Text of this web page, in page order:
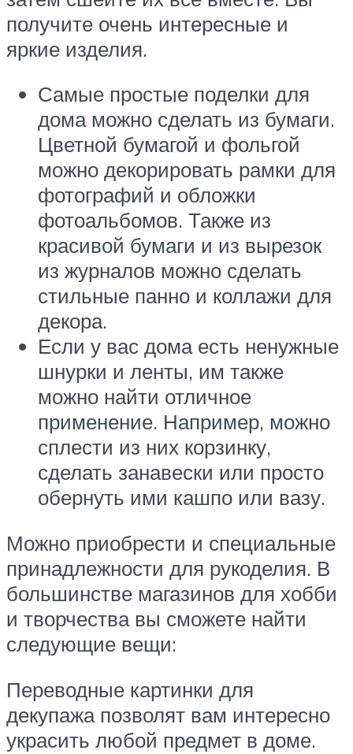
получите очень интересные и
яркие изделия.
Самые простые поделки для
дома можно сделать из бумаги.
Цветной бумагой и фольгой
можно декорировать рамки для
фотографий и обложки
фотоальбомов. Также из
красивой бумаги и из вырезок
из журналов можно сделать
стильные панно и коллажи для
декора.
Если у вас дома есть ненужные
шнурки и ленты, им также
можно найти отличное
применение. Например, можно
сплести из них корзинку,
сделать занавески или просто
обернуть ими кашпо или вазу.
Можно приобрести и специальные
принадлежности для рукоделия. В
большинстве магазинов для хобби
и творчества вы сможете найти
следующие вещи:
Переводные картинки для
декупажа позволят вам интересно
украсить любой предмет в доме.